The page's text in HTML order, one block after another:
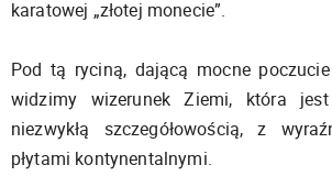
karatowej „złotej monecie”.
Pod tą ryciną, dającą mocne
widzimy wizerunek Ziemi, która
niezwykłą szczegółowością, z
płytami kontynentalnymi.